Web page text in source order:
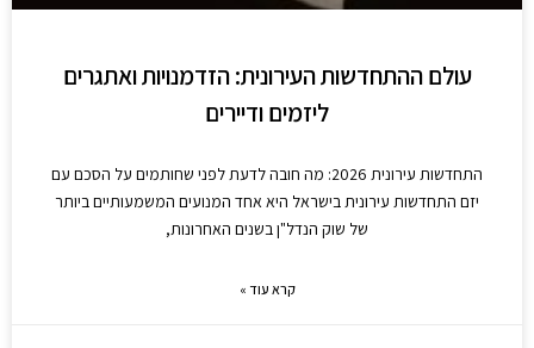
עולם ההתחדשות העירונית: הזדמנויות ואתגרים
ליזמים ודיירים
התחדשות עירונית 2026: מה חובה לדעת לפני שחותמים על הסכם עם
יזם התחדשות עירונית בישראל היא אחד המנועים המשמעותיים ביותר
של שוק הנדל"ן בשנים האחרונות,
קרא עוד »